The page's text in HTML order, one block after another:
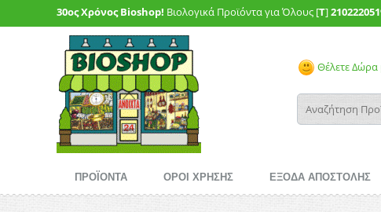
30ος Χρόνος Bioshop! Βιολογικά Προϊόντα για Όλους [T]
Θέλετε Δώρα
ΠΡΟΪΟΝΤΑ ΟΡΟΙ ΧΡΗΣΗΣ ΕΞΟΔΑ ΑΠΟΣΤΟΛΗΣ